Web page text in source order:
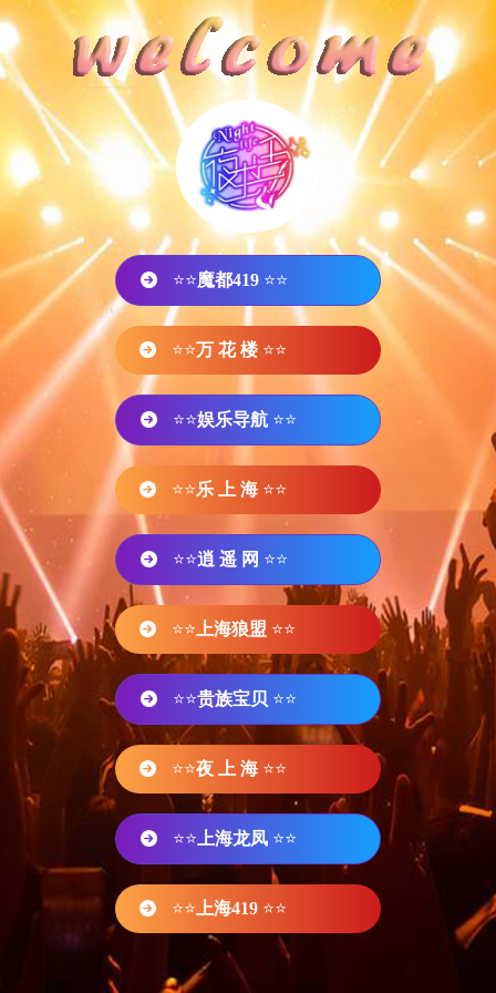
⭐⭐魔都419 ⭐⭐
⭐⭐万 花 楼 ⭐⭐
⭐⭐娱乐导航 ⭐⭐
⭐⭐乐 上 海 ⭐⭐
⭐⭐逍 遥 网 ⭐⭐
⭐⭐ 上海狼盟 ⭐⭐
⭐⭐贵族宝贝 ⭐⭐
⭐⭐夜 上 海 ⭐⭐
⭐⭐ 上海龙凤 ⭐⭐
⭐⭐ 上海419 ⭐⭐